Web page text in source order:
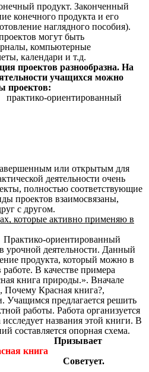
продукт. Законченный
конечного продукта и его
наглядного пособия).
могут быть
компьютерные
календари и т.д.
проектов разнообразна. На
учащихся можно
проектов:
практико-ориентированный
или открытым для
деятельности очень
полностью соответствующие
проектов взаимосвязаны,
с другом.
которые активно применяю в
Практико-ориентированный
урочной деятельности. Данный
продукта, который можно в
В качестве примера
книга природы.». Вначале
Почему Красная книга?,
Учащимся предлагается решить
работы. Работа организуется
названия этой книги. В
составляется опорная схема.
Призывает
книга
Советует.